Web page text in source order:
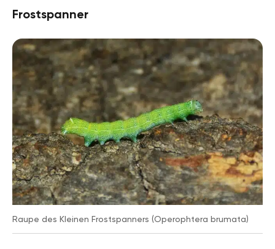
Frostspanner
Raupe des Kleinen Frostspanners (Operophtera brumata)